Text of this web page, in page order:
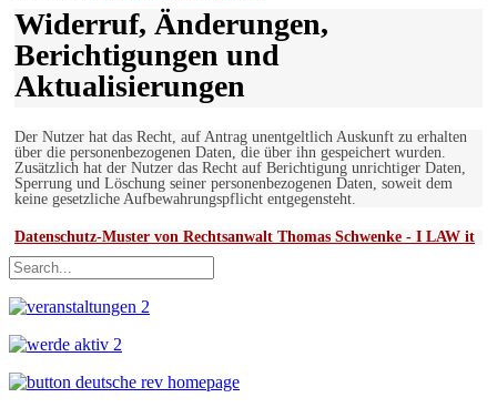
Widerruf, Änderungen,
Berichtigungen und
Aktualisierungen
Der Nutzer hat das Recht, auf Antrag unentgeltlich Auskunft zu erhalten
über die personenbezogenen Daten, die über ihn gespeichert wurden.
Zusätzlich hat der Nutzer das Recht auf Berichtigung unrichtiger Daten,
Sperrung und Löschung seiner personenbezogenen Daten, soweit dem
keine gesetzliche Aufbewahrungspflicht entgegensteht.
Datenschutz-Muster von Rechtsanwalt Thomas Schwenke - I LAW it